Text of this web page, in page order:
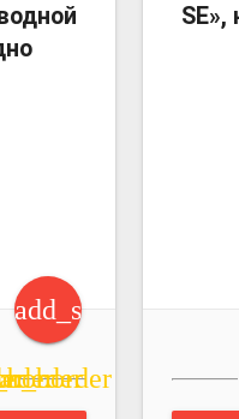
add_shopping_cart